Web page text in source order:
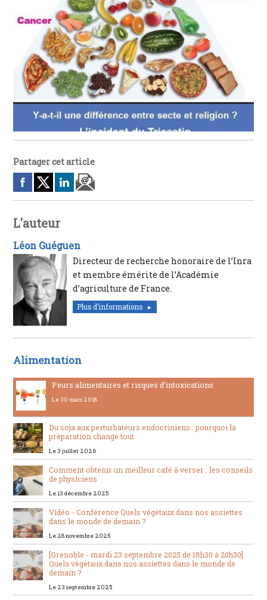
Partager cet article
L'auteur
Léon Guéguen
Directeur de recherche honoraire de l’Inra
et membre émérite de l’Académie
d’agriculture de France.
Plus d'informations
Alimentation
Peurs alimentaires et risques d’intoxications
Le 30 mars 2018
Du soja aux perturbateurs endocriniens : pourquoi la
préparation change tout
Le 3 juillet 2026
Comment obtenir un meilleur café à verser : les conseils
de physiciens
Le 13 décembre 2025
Vidéo - Conférence Quels végétaux dans nos assiettes
dans le monde de demain ?
Le 28 novembre 2025
[Grenoble - mardi 23 septembre 2025 de 18h30 à 20h30]
Quels végétaux dans nos assiettes dans le monde de
demain ?
Le 23 septembre 2025